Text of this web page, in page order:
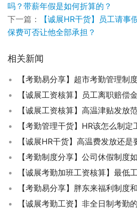
吗？带薪年假是如何折算的？
下一篇：
【诚展HR干货】员工请事
保费可否让他全部承担？
相关新闻
【考勤易分享】超市考勤管理制
【考勤管理干货】HR该怎么制
【考勤制度分享】公司休假制度
【考勤易分享】胖东来福利制度